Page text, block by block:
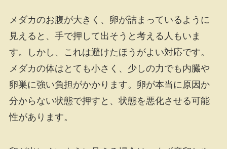
メダカのお腹が大きく、卵が詰まっているように
見えると、手で押して出そうと考える人もいま
す。しかし、これは避けたほうがよい対応です。
メダカの体はとても小さく、少しの力でも内臓や
卵巣に強い負担がかかります。卵が本当に原因か
分からない状態で押すと、状態を悪化させる可能
性があります。